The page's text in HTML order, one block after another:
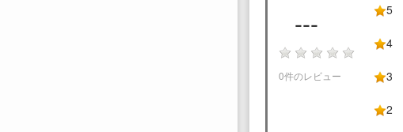
---
0件のレビュー
5
4
3
2